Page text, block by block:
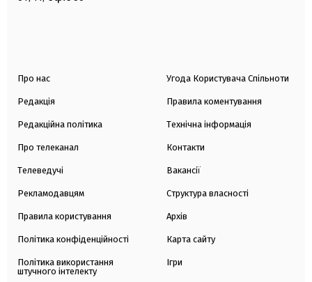
Про нас
Редакція
Редакційна політика
Про телеканал
Телеведучі
Рекламодавцям
Правила користування
Політика конфіденційності
Політика використання
штучного інтелекту
Угода Користувача Спільноти
Правила коментування
Технічна інформація
Контакти
Вакансії
Структура власності
Архів
Карта сайту
Ігри